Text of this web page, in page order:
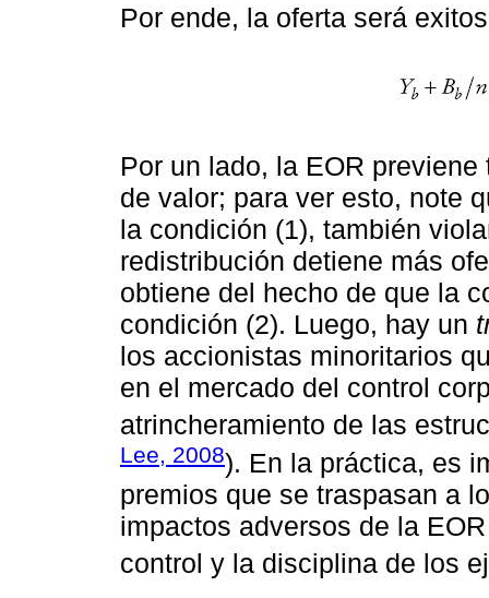
Por ende, la oferta será
Por un lado, la EOR
de valor; para ver esto, note
la condición (1), también
redistribución detiene más
obtiene del hecho de que la
condición (2). Luego, hay un
los accionistas minoritarios
en el mercado del control
atrincheramiento de las
Lee, 2008). En la práctica, es
premios que se traspasan a
impactos adversos de la
control y la disciplina de los